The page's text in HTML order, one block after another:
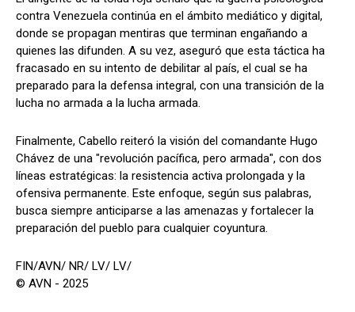
contra Venezuela continúa en el ámbito mediático y digital,
donde se propagan mentiras que terminan engañando a
quienes las difunden. A su vez, aseguró que esta táctica ha
fracasado en su intento de debilitar al país, el cual se ha
preparado para la defensa integral, con una transición de la
lucha no armada a la lucha armada.
Finalmente, Cabello reiteró la visión del comandante Hugo
Chávez de una "revolución pacífica, pero armada", con dos
líneas estratégicas: la resistencia activa prolongada y la
ofensiva permanente. Este enfoque, según sus palabras,
busca siempre anticiparse a las amenazas y fortalecer la
preparación del pueblo para cualquier coyuntura.
FIN/AVN/ NR/ LV/ LV/
© AVN - 2025